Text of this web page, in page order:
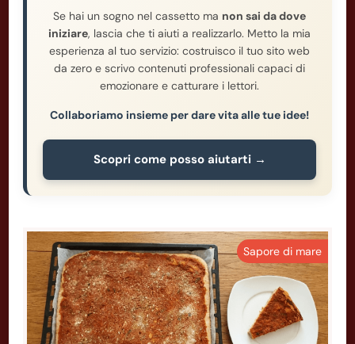
Se hai un sogno nel cassetto ma non sai da dove
iniziare, lascia che ti aiuti a realizzarlo. Metto la mia
esperienza al tuo servizio: costruisco il tuo sito web
da zero e scrivo contenuti professionali capaci di
emozionare e catturare i lettori.
Collaboriamo insieme per dare vita alle tue idee!
Scopri come posso aiutarti →
Sapore di mare